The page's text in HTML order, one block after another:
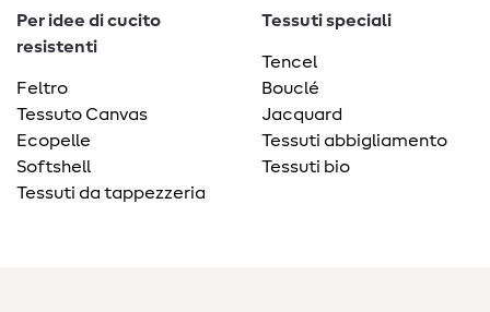
Per idee di cucito
resistenti
Feltro
Tessuto Canvas
Ecopelle
Softshell
Tessuti da tappezzeria
Tessuti speciali
Tencel
Bouclé
Jacquard
Tessuti abbigliamento
Tessuti bio